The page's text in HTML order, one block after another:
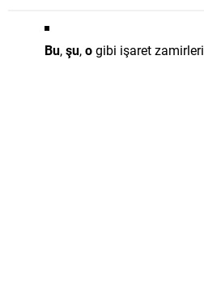
Bu,şu,ogibi işaret zamirleri